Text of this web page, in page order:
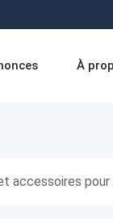
À
accessoires pour